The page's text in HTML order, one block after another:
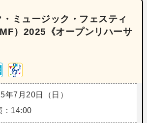
ミュージック・フェスティ
）2025《オープンリハーサ
年7月20日（日）
：14:00